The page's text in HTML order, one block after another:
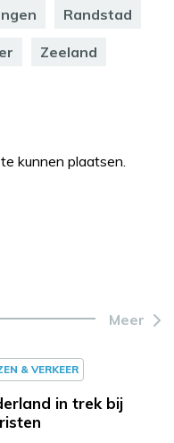
Randstad
Zeeland
kunnen plaatsen.
Meer
& VERKEER
in trek bij